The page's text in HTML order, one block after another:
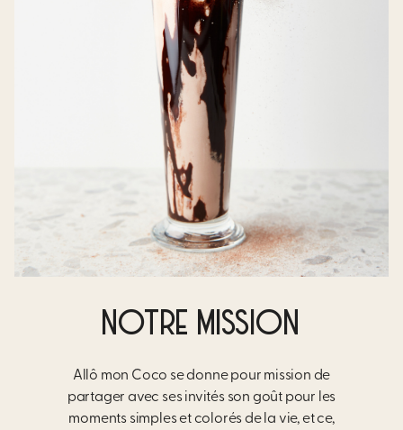
NOTRE MISSION
Allô mon Coco se donne pour mission de
partager avec ses invités son goût pour les
moments simples et colorés de la vie, et ce,